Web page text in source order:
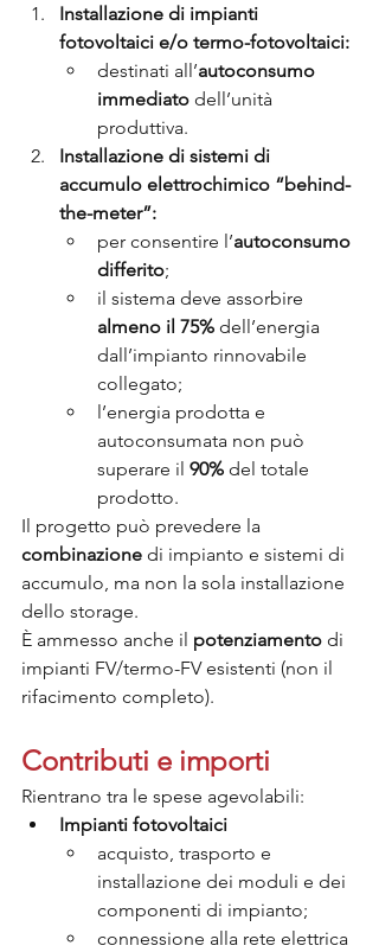
Installazione di impianti
fotovoltaici e/o termo-fotovoltaici:
destinati all’autoconsumo
immediato dell’unità
produttiva.
Installazione di sistemi di
accumulo elettrochimico “behind-
the-meter”:
per consentire l’autoconsumo
differito;
il sistema deve assorbire
almeno il 75% dell’energia
dall’impianto rinnovabile
collegato;
l’energia prodotta e
autoconsumata non può
superare il 90% del totale
prodotto.
Il progetto può prevedere la
combinazione di impianto e sistemi di
accumulo, ma non la sola installazione
dello storage.
È ammesso anche il potenziamento di
impianti FV/termo-FV esistenti (non il
rifacimento completo).
Contributi e importi
Rientrano tra le spese agevolabili:
Impianti fotovoltaici
acquisto, trasporto e
installazione dei moduli e dei
componenti di impianto;
connessione alla rete elettrica